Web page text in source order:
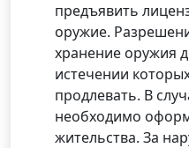
предъявить
оружие.
хранение оружия
истечении
продлевать. В
необходимо
жительства. За